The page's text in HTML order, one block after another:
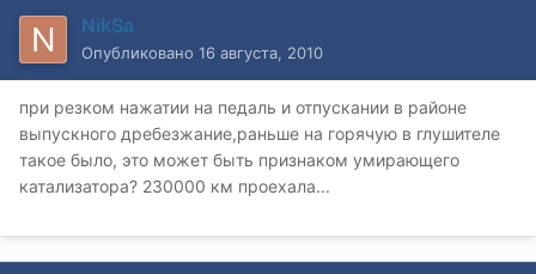
NikSa
Опубликовано 16 августа, 2010
при резком нажатии на педаль и отпускании в районе
выпускного дребезжание,раньше на горячую в глушителе
такое было, это может быть признаком умирающего
катализатора? 230000 км проехала...